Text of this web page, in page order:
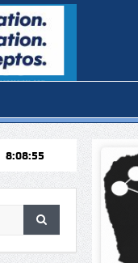
φόνου στην Πάφο:
8:08:57